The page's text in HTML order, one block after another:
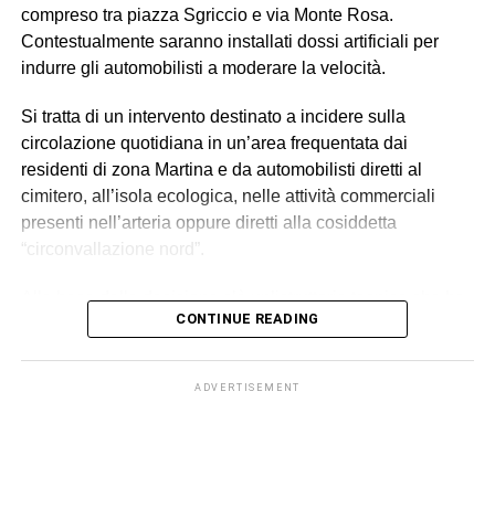
compreso tra piazza Sgriccio e via Monte Rosa.
Contestualmente saranno installati dossi artificiali per
indurre gli automobilisti a moderare la velocità.
Si tratta di un intervento destinato a incidere sulla
circolazione quotidiana in un’area frequentata dai
residenti di zona Martina e da automobilisti diretti al
cimitero, all’isola ecologica, nelle attività commerciali
presenti nell’arteria oppure diretti alla cosiddetta
“circonvallazione nord”.
Alla base della decisione c’è un’istruttoria tecnica che ha
evidenziato una situazione ritenuta critica sotto il profilo
CONTINUE READING
ADVERTISEMENT